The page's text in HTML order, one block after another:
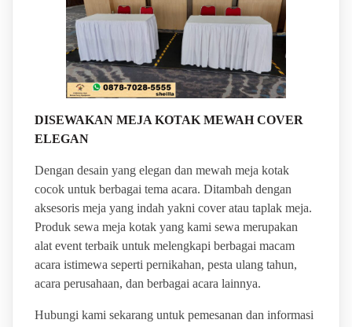
DISEWAKAN MEJA KOTAK MEWAH COVER
ELEGAN
Dengan desain yang elegan dan mewah meja kotak
cocok untuk berbagai tema acara. Ditambah dengan
aksesoris meja yang indah yakni cover atau taplak meja.
Produk sewa meja kotak yang kami sewa merupakan
alat event terbaik untuk melengkapi berbagai macam
acara istimewa seperti pernikahan, pesta ulang tahun,
acara perusahaan, dan berbagai acara lainnya.
Hubungi kami sekarang untuk pemesanan dan informasi